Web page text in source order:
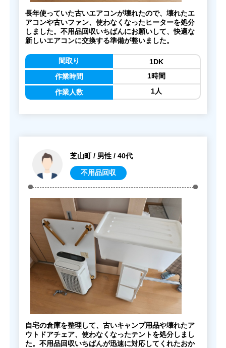
長年使っていた古いエアコンが壊れたので、壊れたエ
アコンや古いファン、使わなくなったヒーターを処分
しました。不用品回収いちばんにお願いして、快適な
新しいエアコンに交換する準備が整いました。
間取り
作業時間
作業人数
1DK
1時間
1人
芝山町 / 男性 / 40代
不用品回収
自宅の倉庫を整理して、古いキャンプ用品や壊れたア
ウトドアチェア、使わなくなったテントを処分しまし
た。不用品回収いちばんが迅速に対応してくれたおか